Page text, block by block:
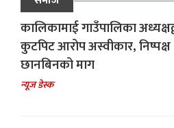
कालिकामाई गाउँपालिका
कुटपिट आरोप अस्वीकार, निष्पक्ष
छानबिनको माग
न्यूज डेस्क